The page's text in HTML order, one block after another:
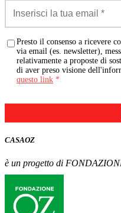
Presto il consenso a ricevere
via email (es. newsletter),
relativamente a proposte di
di aver preso visione
questo link *
CASAOZ
è un progetto di